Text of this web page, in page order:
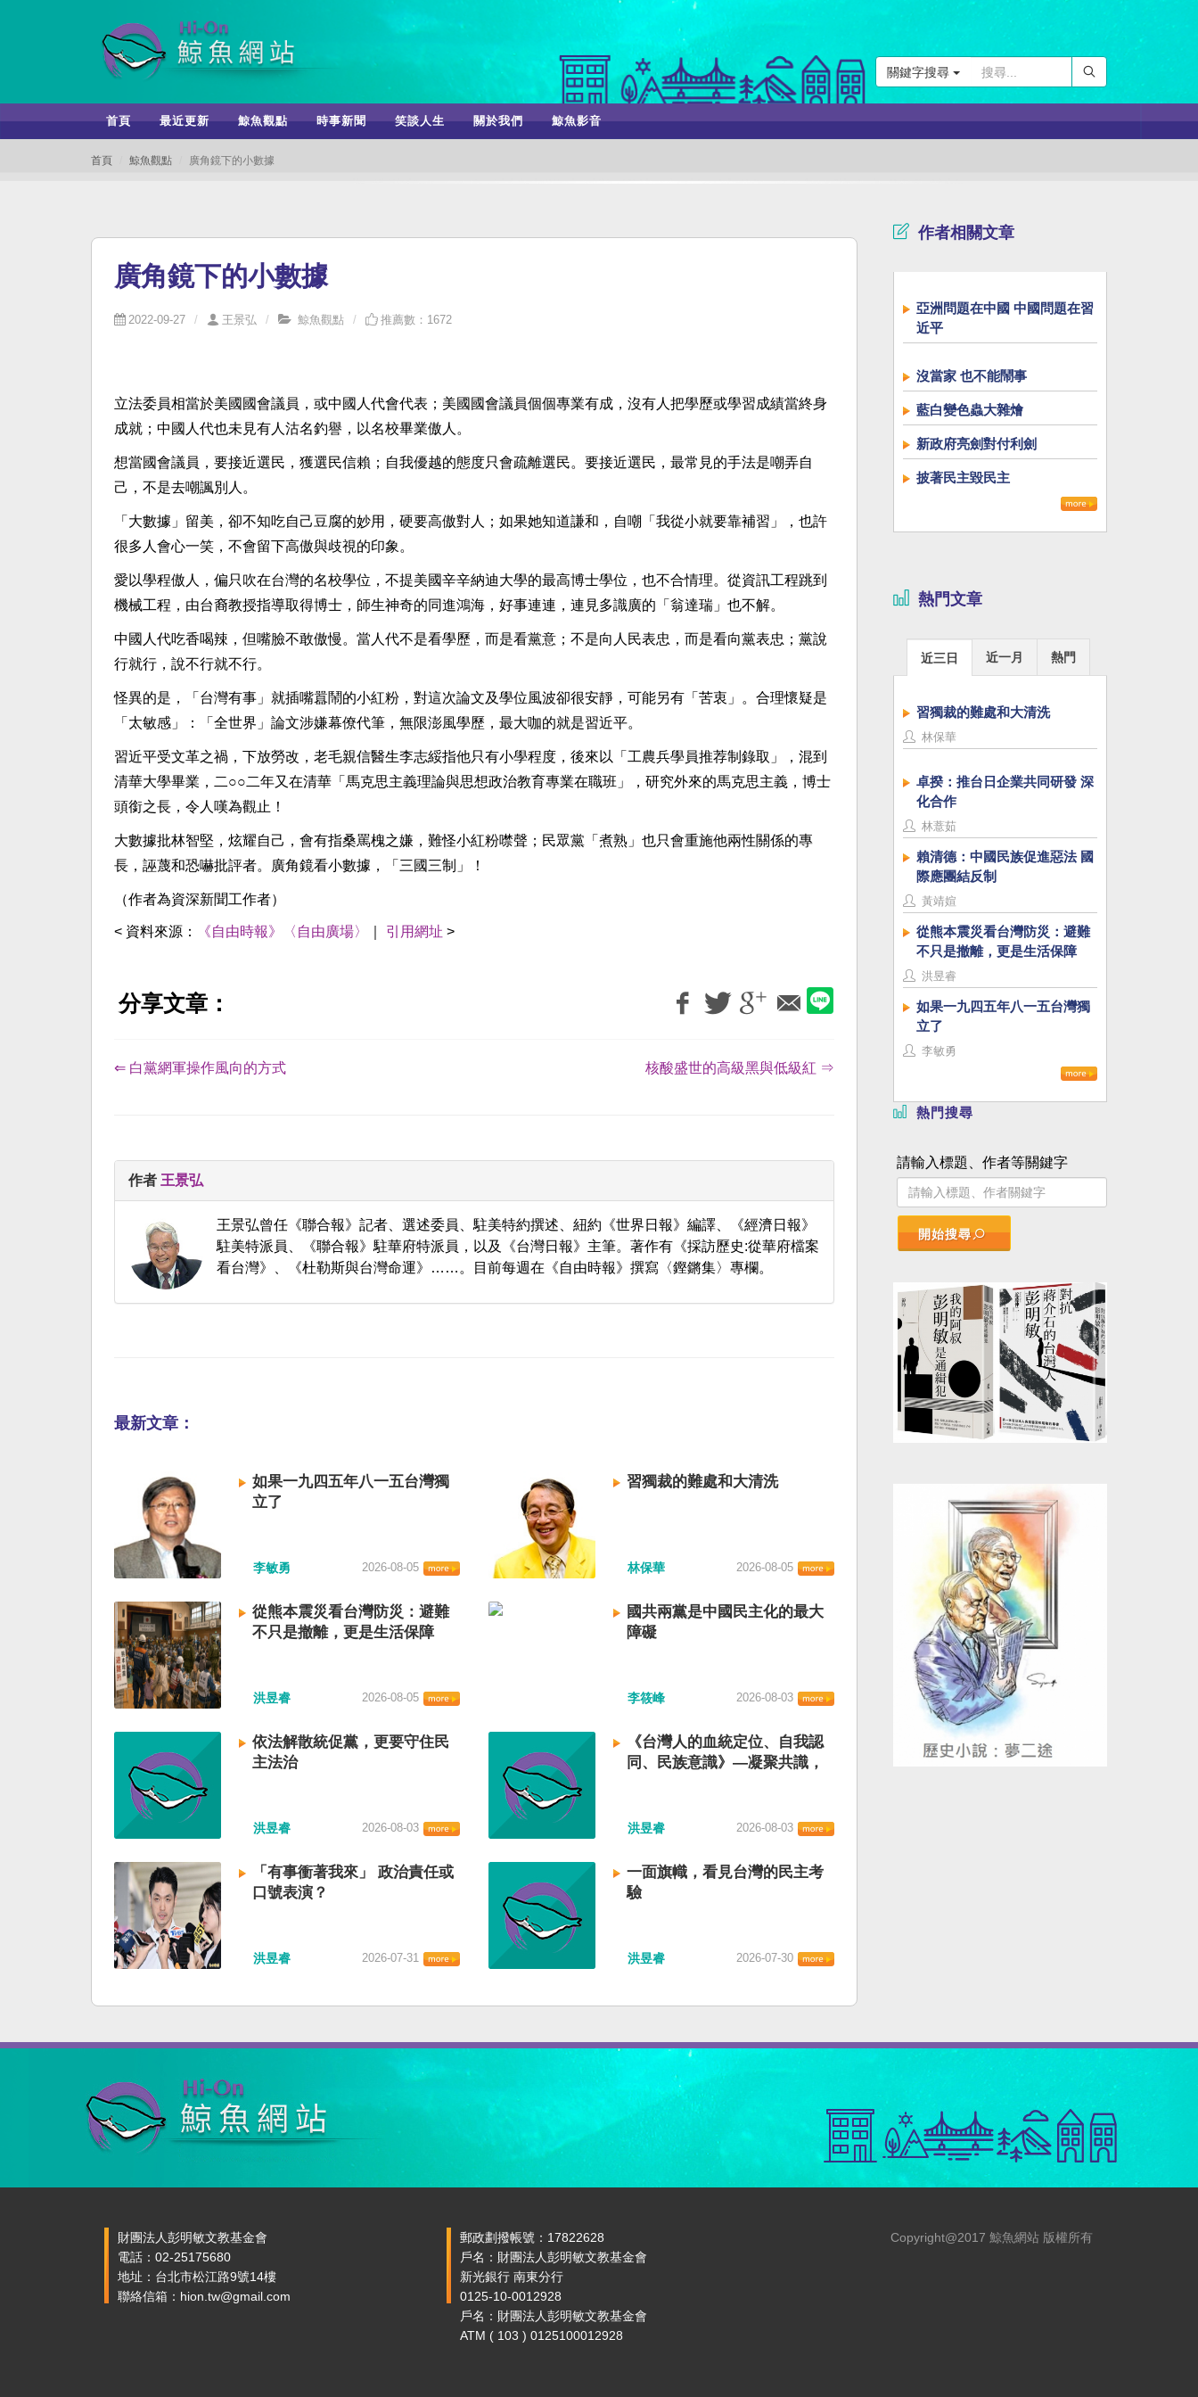
關鍵字搜尋
首頁 最近更新 鯨魚觀點 時事新聞 笑談人生 關於我們 鯨魚影音
首頁 鯨魚觀點 廣角鏡下的小數據
廣角鏡下的小數據
2022-09-27 王景弘 鯨魚觀點 推薦數：1672
立法委員相當於美國國會議員，或中國人代會代表；美國國會議員個個專業有成，沒有人把學歷或學習成績當終身
成就；中國人代也未見有人沽名釣譽，以名校畢業傲人。
想當國會議員，要接近選民，獲選民信賴；自我優越的態度只會疏離選民。要接近選民，最常見的手法是嘲弄自
己，不是去嘲諷別人。
「大數據」留美，卻不知吃自己豆腐的妙用，硬要高傲對人；如果她知道謙和，自嘲「我從小就要靠補習」，也許
很多人會心一笑，不會留下高傲與歧視的印象。
愛以學程傲人，偏只吹在台灣的名校學位，不提美國辛辛納迪大學的最高博士學位，也不合情理。從資訊工程跳到
機械工程，由台裔教授指導取得博士，師生神奇的同進鴻海，好事連連，連見多識廣的「翁達瑞」也不解。
中國人代吃香喝辣，但嘴臉不敢傲慢。當人代不是看學歷，而是看黨意；不是向人民表忠，而是看向黨表忠；黨說
行就行，說不行就不行。
怪異的是，「台灣有事」就插嘴囂鬧的小紅粉，對這次論文及學位風波卻很安靜，可能另有「苦衷」。合理懷疑是
「太敏感」：「全世界」論文涉嫌幕僚代筆，無限澎風學歷，最大咖的就是習近平。
習近平受文革之禍，下放勞改，老毛親信醫生李志綏指他只有小學程度，後來以「工農兵學員推荐制錄取」，混到
清華大學畢業，二○○二年又在清華「馬克思主義理論與思想政治教育專業在職班」，研究外來的馬克思主義，博士
頭銜之長，令人嘆為觀止！
大數據批林智堅，炫耀自己，會有指桑罵槐之嫌，難怪小紅粉噤聲；民眾黨「煮熟」也只會重施他兩性關係的專
長，誣蔑和恐嚇批評者。廣角鏡看小數據，「三國三制」！
（作者為資深新聞工作者）
< 資料來源： 《自由時報》〈自由廣場〉 引用網址 >
分享文章：
⇐ 白黨網軍操作風向的方式 核酸盛世的高級黑與低級紅 ⇒
作者 王景弘
王景弘曾任《聯合報》記者、選述委員、駐美特約撰述、紐約《世界日報》編譯、《經濟日報》
駐美特派員、《聯合報》駐華府特派員，以及《台灣日報》主筆。著作有《採訪歷史:從華府檔案
看台灣》、《杜勒斯與台灣命運》……。目前每週在《自由時報》撰寫〈鏗鏘集〉專欄。
最新文章：
如果一九四五年八一五台灣獨
立了
李敏勇 2026-08-05
習獨裁的難處和大清洗
林保華 2026-08-05
從熊本震災看台灣防災：避難
不只是撤離，更是生活保障
洪昱睿 2026-08-05
國共兩黨是中國民主化的最大
障礙
李筱峰 2026-08-03
依法解散統促黨，更要守住民
主法治
洪昱睿 2026-08-03
《台灣人的血統定位、自我認
同、民族意識》—凝聚共識，
洪昱睿 2026-08-03
「有事衝著我來」 政治責任或
口號表演？
洪昱睿 2026-07-31
一面旗幟，看見台灣的民主考
驗
洪昱睿 2026-07-30
作者相關文章
亞洲問題在中國 中國問題在習
近平
沒當家 也不能鬧事
藍白變色蟲大雜燴
新政府亮劍對付利劍
披著民主毀民主
熱門文章
近三日 近一月 熱門
習獨裁的難處和大清洗
林保華
卓揆：推台日企業共同研發 深
化合作
林薏茹
賴清德：中國民族促進惡法 國
際應團結反制
黃靖媗
從熊本震災看台灣防災：避難
不只是撤離，更是生活保障
洪昱睿
如果一九四五年八一五台灣獨
立了
李敏勇
熱門搜尋
請輸入標題、作者等關鍵字
開始搜尋
財團法人彭明敏文教基金會
電話：02-25175680
地址：台北市松江路9號14樓
聯絡信箱：hion.tw@gmail.com
郵政劃撥帳號：17822628
戶名：財團法人彭明敏文教基金會
新光銀行 南東分行
0125-10-0012928
戶名：財團法人彭明敏文教基金會
ATM ( 103 ) 0125100012928
Copyright@2017 鯨魚網站 版權所有